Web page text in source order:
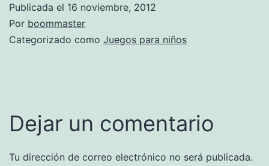
Publicada el 16 noviembre, 2012
Por boommaster
Categorizado como Juegos para niños
Dejar un comentario
Tu dirección de correo electrónico no será publicada.